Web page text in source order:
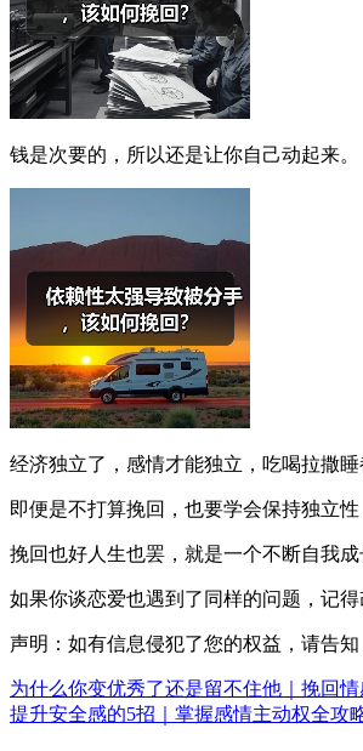
钱是次要的，所以还是让你自己动起来。
经济独立了，感情才能独立，吃喝拉撒
即便是不打算挽回，也要学会保持独立
挽回也好人生也罢，就是一个不断自我
如果你谈恋爱也遇到了同样的问题，记
声明：如有信息侵犯了您的权益，请告知
为什么你变优秀了还是留不住他｜挽回
提升安全感的5招｜掌握感情主动权全攻